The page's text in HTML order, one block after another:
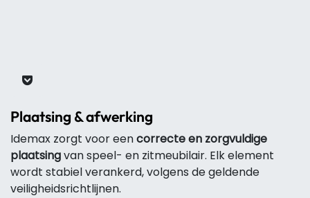
Plaatsing & afwerking
Idemax zorgt voor eencorrecte en zorgvuldige
plaatsingvan speel- en zitmeubilair. Elk element
wordt stabiel verankerd, volgens de geldende
veiligheidsrichtlijnen.